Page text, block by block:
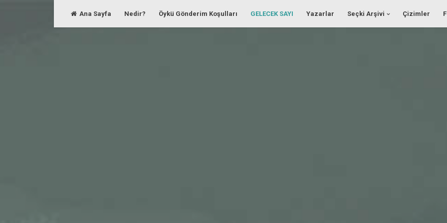
Ana Sayfa Nedir? Öykü Gönderim Koşulları GELECEK SAYI Yazarlar Seçki Arşivi Çizimler